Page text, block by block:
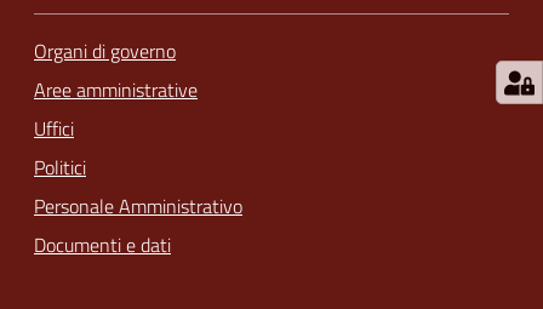
Organi di governo
Aree amministrative
Uffici
Politici
Personale Amministrativo
Documenti e dati